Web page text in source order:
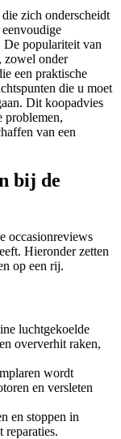
zich onderscheidt
populariteit van
zowel onder
een praktische
die u moet
Dit koopadvies
problemen,
van een
bij de
occasionreviews
Hieronder zetten
op een rij.
luchtgekoelde
oververhit raken,
wordt
en versleten
en stoppen in
reparaties.